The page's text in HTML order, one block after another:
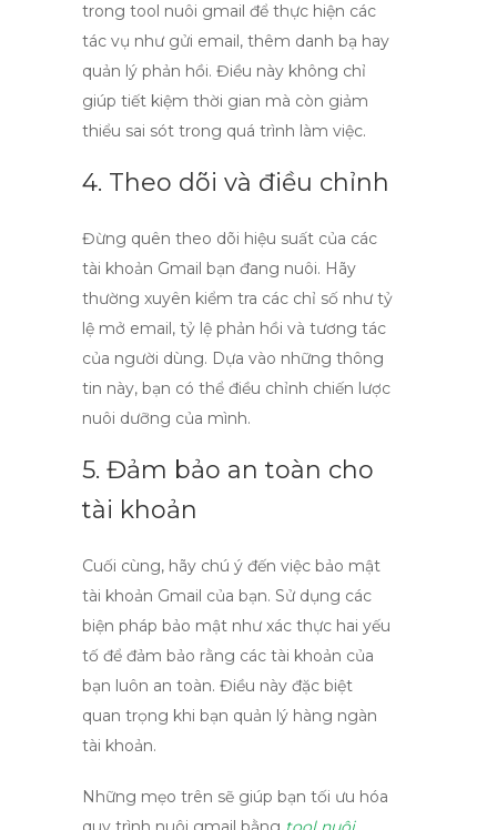
trong tool nuôi gmail để thực hiện các
tác vụ như gửi email, thêm danh bạ hay
quản lý phản hồi. Điều này không chỉ
giúp tiết kiệm thời gian mà còn giảm
thiểu sai sót trong quá trình làm việc.
4. Theo dõi và điều chỉnh
Đừng quên theo dõi hiệu suất của các
tài khoản Gmail bạn đang nuôi. Hãy
thường xuyên kiểm tra các chỉ số như tỷ
lệ mở email, tỷ lệ phản hồi và tương tác
của người dùng. Dựa vào những thông
tin này, bạn có thể điều chỉnh chiến lược
nuôi dưỡng của mình.
5. Đảm bảo an toàn cho
tài khoản
Cuối cùng, hãy chú ý đến việc bảo mật
tài khoản Gmail của bạn. Sử dụng các
biện pháp bảo mật như xác thực hai yếu
tố để đảm bảo rằng các tài khoản của
bạn luôn an toàn. Điều này đặc biệt
quan trọng khi bạn quản lý hàng ngàn
tài khoản.
Những mẹo trên sẽ giúp bạn tối ưu hóa